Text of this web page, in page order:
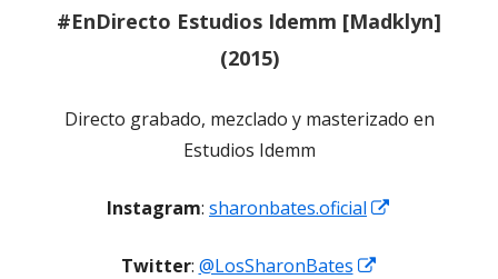
#EnDirecto Estudios Idemm [Madklyn]
(2015)
Directo grabado, mezclado y masterizado en
Estudios Idemm
Instagram: sharonbates.oficial
Twitter: @LosSharonBates